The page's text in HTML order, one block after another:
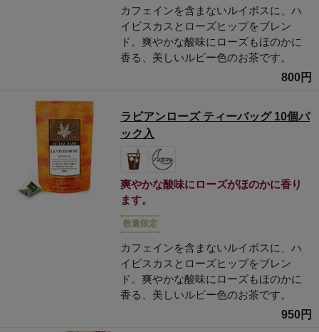
カフェインを含まないルイボスに、ハ
イビスカスとローズヒップをブレン
ド。爽やかな酸味にローズもほのかに
香る、美しいルビー色のお茶です。
800円
ラビアンローズ ティーバッグ 10個パ
ック入
爽やかな酸味にローズがほのかに香り
ます。
数量限定
カフェインを含まないルイボスに、ハ
イビスカスとローズヒップをブレン
ド。爽やかな酸味にローズもほのかに
香る、美しいルビー色のお茶です。
950円